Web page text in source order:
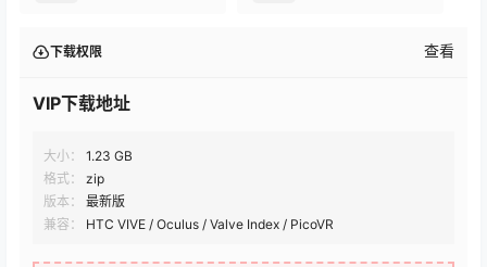
下载权限 查看
VIP下载地址
大小：
1.23 GB
格式：
zip
版本：
最新版
兼容：
HTC VIVE / Oculus / Valve Index / PicoVR